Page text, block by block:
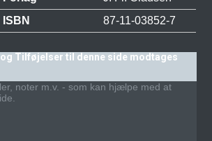
ISBN
87-11-03852-7
Tilføjelser til denne side modtages